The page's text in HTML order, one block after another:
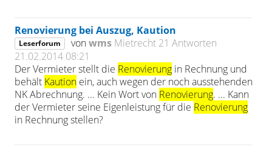
Renovierung bei Auszug, Kaution
Leserforum vonwms Mietrecht 21 Antworten
21.02.2014 08:21
Der Vermieter stellt die Renovierung in Rechnung und
behält Kaution ein, auch wegen der noch ausstehenden
NK Abrechnung. ... Kein Wort von Renovierung. ... Kann
der Vermieter seine Eigenleistung für die Renovierung
in Rechnung stellen?